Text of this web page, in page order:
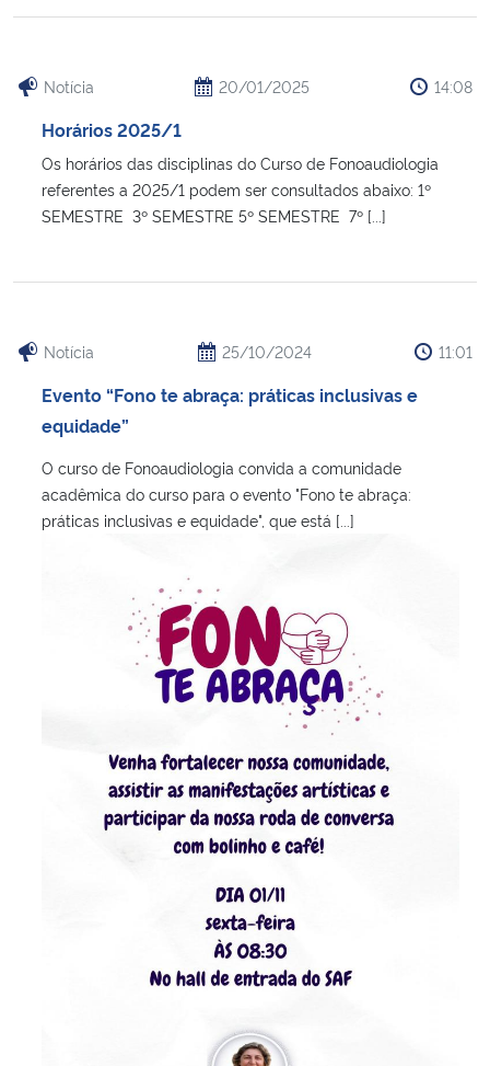
Notícia 20/01/2025 14:08
Horários 2025/1
Os horários das disciplinas do Curso de Fonoaudiologia
referentes a 2025/1 podem ser consultados abaixo: 1º
SEMESTRE 3º SEMESTRE 5º SEMESTRE 7º [...]
Notícia 25/10/2024 11:01
Evento “Fono te abraça: práticas inclusivas e
equidade”
O curso de Fonoaudiologia convida a comunidade
acadêmica do curso para o evento "Fono te abraça:
práticas inclusivas e equidade", que está [...]